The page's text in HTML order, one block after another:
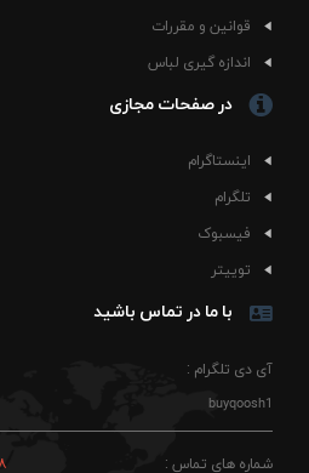
جلویی کلاه
قابلیت تنظیم سایز برای فیت
طول نقاب 7
مناسب استفاده مشترک برای
روزمره
بخش جلویی این مدل ساختار
کلاه علاوه بر ظاهر مسابقه‌ای،
چشم در برابر نور مستقیم ایجاد
کلاه سنگین یا بیش‌ازحد بزرگ
توری ویلیامز (گلدوزی) برای
دوست دارند اما می‌خواهند
قوانین و مقررات
اندازه گیری لباس
در صفحات مجازی
اینستاگرام
تلگرام
فیسبوک
توییتر
با ما در تماس باشید
آی دی تلگرام :
buyqoosh1
شماره های تماس :